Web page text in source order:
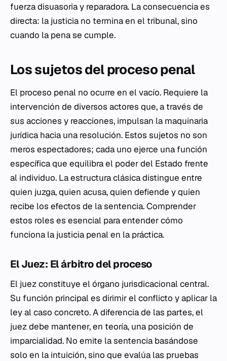
fuerza disuasoria y reparadora. La consecuencia es
directa: la justicia no termina en el tribunal, sino
cuando la pena se cumple.
Los sujetos del proceso penal
El proceso penal no ocurre en el vacío. Requiere la
intervención de diversos actores que, a través de
sus acciones y reacciones, impulsan la maquinaria
jurídica hacia una resolución. Estos sujetos no son
meros espectadores; cada uno ejerce una función
específica que equilibra el poder del Estado frente
al individuo. La estructura clásica distingue entre
quien juzga, quien acusa, quien defiende y quien
recibe los efectos de la sentencia. Comprender
estos roles es esencial para entender cómo
funciona la justicia penal en la práctica.
El Juez: El árbitro del proceso
El juez constituye el órgano jurisdicacional central.
Su función principal es dirimir el conflicto y aplicar la
ley al caso concreto. A diferencia de las partes, el
juez debe mantener, en teoría, una posición de
imparcialidad. No emite la sentencia basándose
solo en la intuición, sino que evalúa las pruebas